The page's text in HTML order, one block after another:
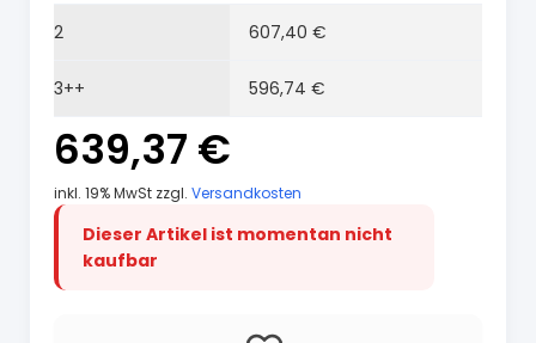
2 607,40 €
3++ 596,74 €
639,37 €
inkl. 19% MwSt zzgl. Versandkosten
Dieser Artikel ist momentan nicht
kaufbar